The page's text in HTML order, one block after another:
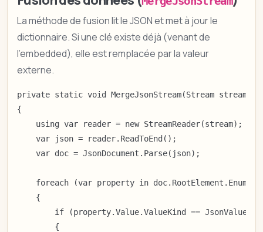
La méthode de fusion lit le JSON et met à jour le
dictionnaire. Si une clé existe déjà (venant de
l'embedded), elle est remplacée par la valeur
externe.
private static void MergeJsonStream(Stream
{
    using var reader = new StreamReader(stream);
    var json = reader.ReadToEnd();
    var doc = JsonDocument.Parse(json);
foreach (var property in
    {
if (property.Value.ValueKind ==
        {